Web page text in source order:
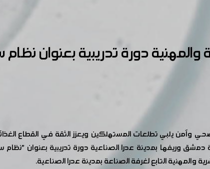
دورة تدريبية بعنوان
وآمن يلبي تطلعات المستهلكين ويعزز الثقة في القطاع